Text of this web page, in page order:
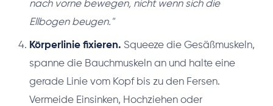
nach vorne bewegen, nicht wenn sich die
Ellbogen beugen."
Körperlinie fixieren. Squeeze die Gesäßmuskeln,
spanne die Bauchmuskeln an und halte eine
gerade Linie vom Kopf bis zu den Fersen.
Vermeide Einsinken, Hochziehen oder